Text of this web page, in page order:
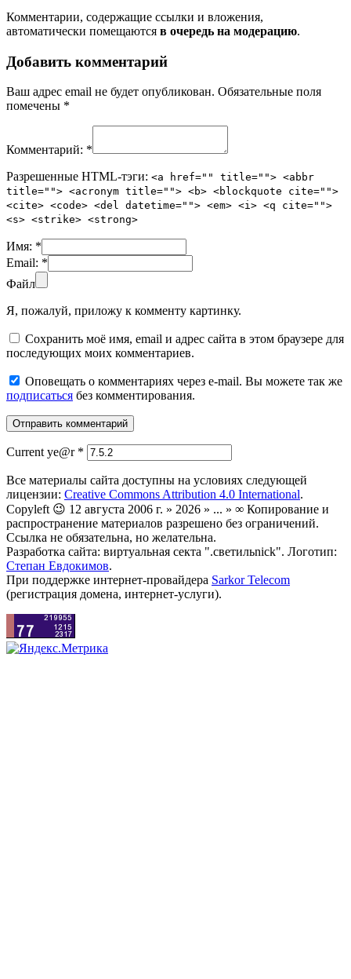
Комментарии, содержащие ссылки и вложения,
автоматически помещаются в очередь на модерацию.
Добавить комментарий
Ваш адрес email не будет опубликован. Обязательные поля
помечены *
Комментарий: *
Разрешенные HTML-тэги: <a href="" title=""> <abbr
title=""> <acronym title=""> <b> <blockquote cite="">
<cite> <code> <del datetime=""> <em> <i> <q cite="">
<s> <strike> <strong>
Имя: *
Email: *
Файл
Я, пожалуй, приложу к комменту картинку.
Сохранить моё имя, email и адрес сайта в этом браузере для
последующих моих комментариев.
Оповещать о комментариях через e-mail. Вы можете так же
подписаться без комментирования.
Current ye@r *
Все материалы сайта доступны на условиях следующей
лицензии: Creative Commons Attribution 4.0 International.
Copyleft 😉 12 августа 2006 г. » 2026 » ... » ∞ Копирование и
распространение материалов разрешено без ограничений.
Ссылка не обязательна, но желательна.
Разработка сайта: виртуальная секта ".светильnick". Логотип:
Степан Евдокимов.
При поддержке интернет-провайдера Sarkor Telecom
(регистрация домена, интернет-услуги).